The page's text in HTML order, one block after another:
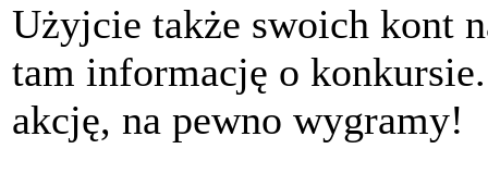
Użyjcie także swoich kont
tam informację o
akcję, na pewno wygramy!